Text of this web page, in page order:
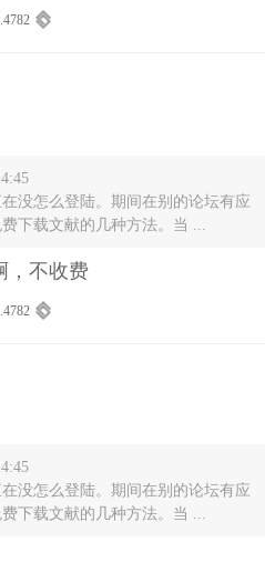
没怎么登陆。期间在别的论坛有应
下载文献的几种方法。当 ...
，不收费
没怎么登陆。期间在别的论坛有应
下载文献的几种方法。当 ...